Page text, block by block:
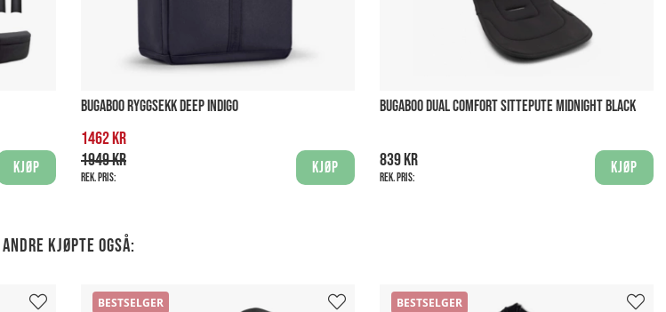
Kjøp
BUGABOO RYGGSEKK DEEP INDIGO
1462 kr
1949 kr
Rek. pris:
Kjøp
BUGABOO DUAL COMFORT SITTEPUTE MIDNIGHT BLACK
839 kr
Rek. pris:
Kjøp
Andre kjøpte også:
BESTSELGER BESTSELGER